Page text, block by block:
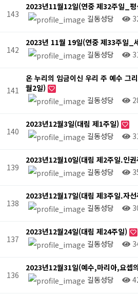
143
2023년11월12일(연중 제32주일_평
길동성당
142
2023년 11월 19일(연중 제33주일_
길동성당
141
온 누리의 임금이신 우리 주 예수 그
월2일)
길동성당
140
2023년12월3일(대림 제1주일)
길동성당
139
2023년12월10일(대림 제2주일.인권
길동성당
138
2023년12월17일(대림 제3주일.자선
길동성당
137
2023년12월24일(대림 제24주일)
길동성당
136
2023년12월31일(예수,마리아,요셉
길동성당